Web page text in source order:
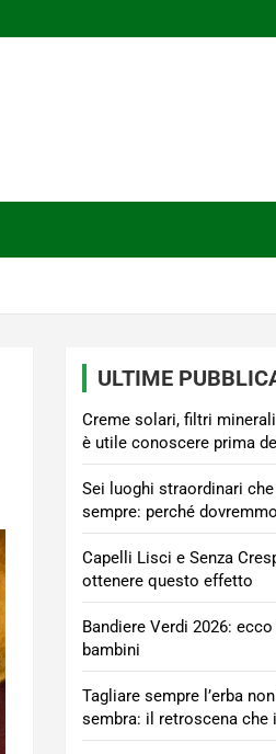
ULTIME
Creme solari, filtri
è utile conoscere prima
Sei luoghi straordinari
sempre: perché
Capelli Lisci e Senza
ottenere questo effetto
Bandiere Verdi 2026:
bambini
Tagliare sempre l’erba
sembra: il retroscena